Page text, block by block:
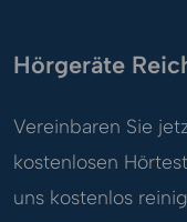
Hörgeräte
Vereinbaren Sie
kostenlosen
uns kostenlos